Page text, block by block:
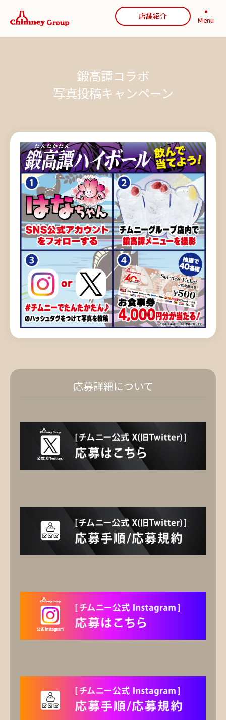
店舗紹介 Menu
鍛高譚コラボ
写真投稿キャンペーン
応募詳細について